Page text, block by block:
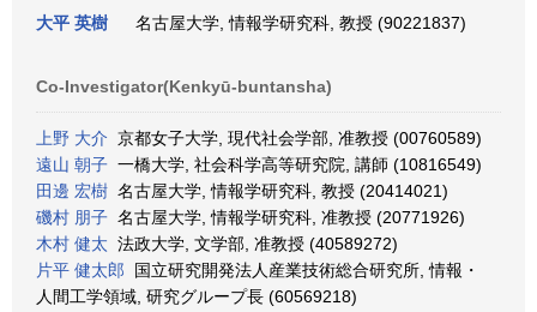
大平 英樹 名古屋大学, 情報学研究科, 教授 (90221837)
Co-Investigator(Kenkyū-buntansha)
上野 大介 京都女子大学, 現代社会学部, 准教授 (00760589)
遠山 朝子 一橋大学, 社会科学高等研究院, 講師 (10816549)
田邊 宏樹 名古屋大学, 情報学研究科, 教授 (20414021)
磯村 朋子 名古屋大学, 情報学研究科, 准教授 (20771926)
木村 健太 法政大学, 文学部, 准教授 (40589272)
片平 健太郎 国立研究開発法人産業技術総合研究所, 情報・
人間工学領域, 研究グループ長 (60569218)